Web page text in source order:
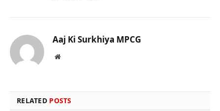
Aaj Ki Surkhiya MPCG
Website
RELATED POSTS